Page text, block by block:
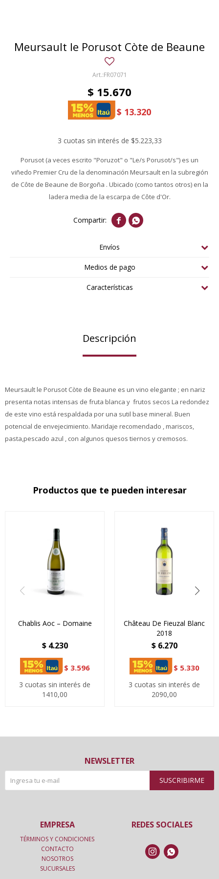
Meursault le Porusot Còte de Beaune
FR07071
$ 15.670
$ 13.320
3 cuotas sin interés de $5.223,33
Porusot (a veces escrito "Poruzot" o "Le/s Porusot/s") es un
viñedo Premier Cru de la denominación Meursault en la subregión
de Côte de Beaune de Borgoña . Ubicado (como tantos otros) en la
ladera media de la escarpa de Côte d'Or.
 
Envíos
Medios de pago
Características
Descripción
Meursault le Porusot Còte de Beaune es un vino elegante ; en nariz
presenta notas intensas de fruta blanca y frutos secos La redondez
de este vino está respaldada por una sutil base mineral. Buen
potencial de envejecimiento. Maridaje recomendado , mariscos,
pasta,pescado azul , con algunos quesos tiernos y cremosos.
Productos que te pueden interesar
Chablis Aoc – Domaine
$ 4.230
$ 3.596
3 cuotas sin interés de
1410,00
Château De Fieuzal Blanc
2018
$ 6.270
$ 5.330
3 cuotas sin interés de
2090,00
NEWSLETTER
SUSCRIBIRME
REDES SOCIALES
 
EMPRESA
TÉRMINOS Y CONDICIONES
CONTACTO
NOSOTROS
SUCURSALES